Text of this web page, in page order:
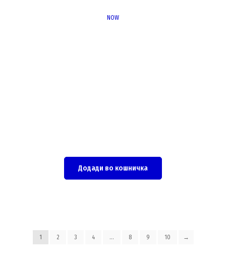
NOW
Додади во кошничка
1 2 3 4 … 8 9 10 →